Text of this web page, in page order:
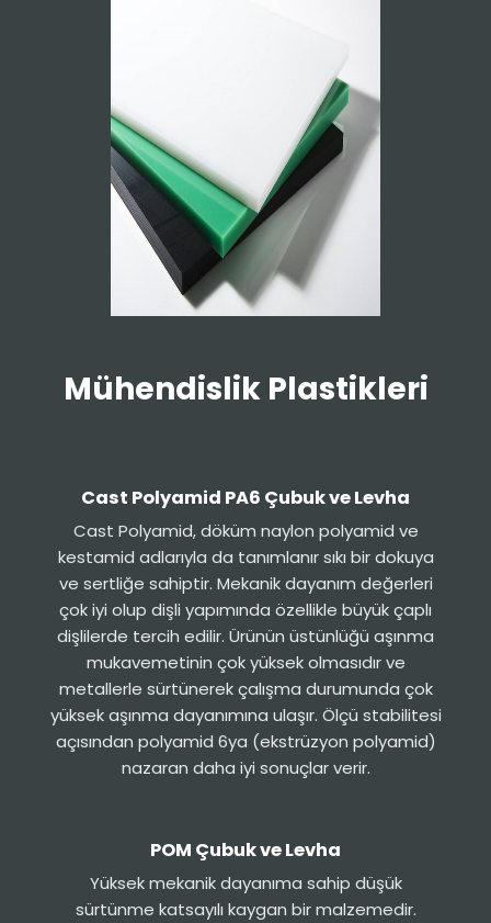
Mühendislik Plastikleri
Cast Polyamid PA6 Çubuk ve Levha
Cast Polyamid, döküm naylon polyamid ve
kestamid adlarıyla da tanımlanır sıkı bir dokuya
ve sertliğe sahiptir. Mekanik dayanım değerleri
çok iyi olup dişli yapımında özellikle büyük çaplı
dişlilerde tercih edilir. Ürünün üstünlüğü aşınma
mukavemetinin çok yüksek olmasıdır ve
metallerle sürtünerek çalışma durumunda çok
yüksek aşınma dayanımına ulaşır. Ölçü stabilitesi
açısından polyamid 6ya (ekstrüzyon polyamid)
nazaran daha iyi sonuçlar verir.
POM Çubuk ve Levha
Yüksek mekanik dayanıma sahip düşük
sürtünme katsayılı kaygan bir malzemedir.